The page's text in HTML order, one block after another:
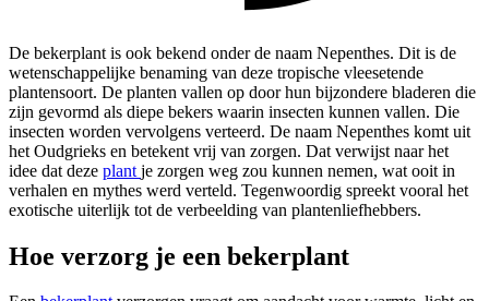
De bekerplant is ook bekend onder de naam Nepenthes. Dit is de
wetenschappelijke benaming van deze tropische vleesetende
plantensoort. De planten vallen op door hun bijzondere bladeren die
zijn gevormd als diepe bekers waarin insecten kunnen vallen. Die
insecten worden vervolgens verteerd. De naam Nepenthes komt uit
het Oudgrieks en betekent vrij van zorgen. Dat verwijst naar het
idee dat deze plant je zorgen weg zou kunnen nemen, wat ooit in
verhalen en mythes werd verteld. Tegenwoordig spreekt vooral het
exotische uiterlijk tot de verbeelding van plantenliefhebbers.
Hoe verzorg je een bekerplant